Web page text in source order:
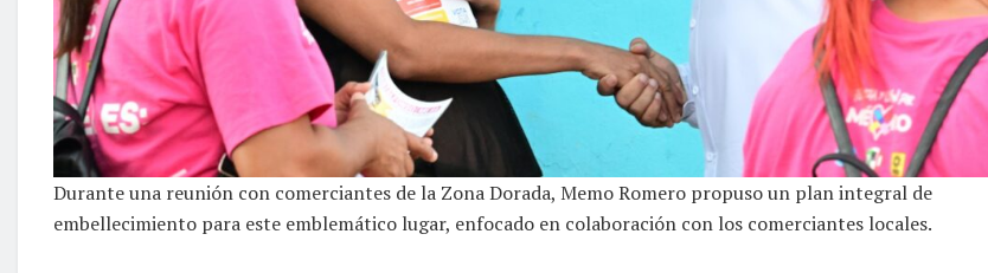
Durante una reunión con comerciantes de la Zona Dorada, Memo Romero propuso un plan integral de
embellecimiento para este emblemático lugar, enfocado en colaboración con los comerciantes locales.